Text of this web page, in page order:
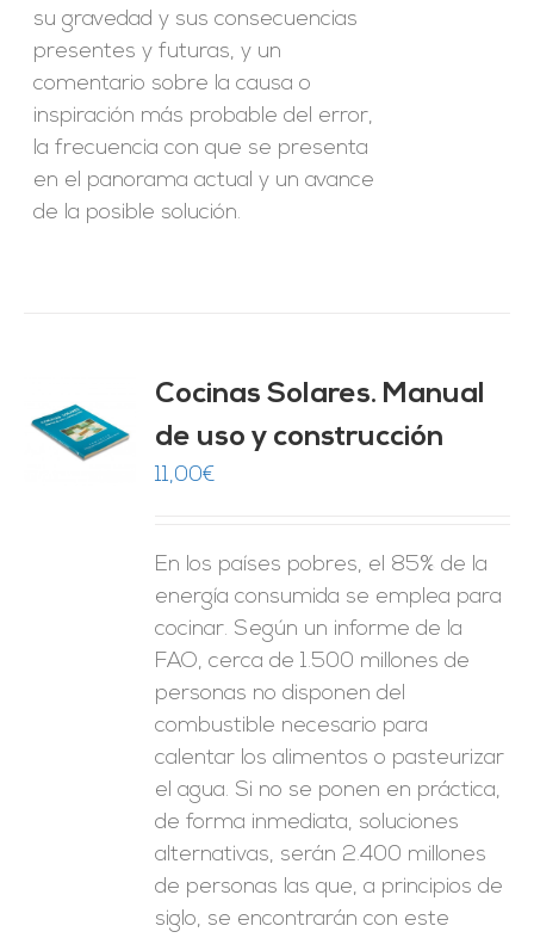
su gravedad y sus consecuencias
presentes y futuras, y un
comentario sobre la causa o
inspiración más probable del error,
la frecuencia con que se presenta
en el panorama actual y un avance
de la posible solución.
Cocinas Solares. Manual
de uso y construcción
11,00€
En los países pobres, el 85% de la
energía consumida se emplea para
cocinar. Según un informe de la
FAO, cerca de 1.500 millones de
personas no disponen del
combustible necesario para
calentar los alimentos o pasteurizar
el agua. Si no se ponen en práctica,
de forma inmediata, soluciones
alternativas, serán 2.400 millones
de personas las que, a principios de
siglo, se encontrarán con este